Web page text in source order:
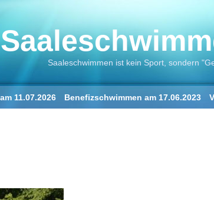
Saaleschwimmen ist kein Sport, sondern
11.07.2026 Benefizschwimmen am 17.06.2023